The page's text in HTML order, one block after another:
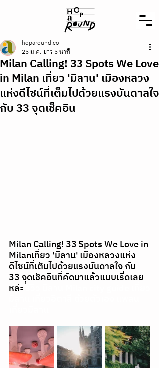
Milan Calling! 33 Spots We Love
in Milan เที่ยว 'มิลาน' เมืองหลวง
แห่งดีไซน์ที่เต็มไปด้วยแรงบันดาลใจ
กับ 33 จุดเช็คอิน
hoparound.co
25 ม.ค. ยาว 5 นาที
Milan Calling! 33 Spots We Love in
Milanเที่ยว 'มิลาน' เมืองหลวงแห่ง
ดีไซน์ที่เต็มไปด้วยแรงบันดาลใจ กับ
33 จุดเช็คอินที่คัดมาแล้วแบบเริ่ดเลย
หล่ะ รีวิว มิลาน Milan city guide เที่ยว